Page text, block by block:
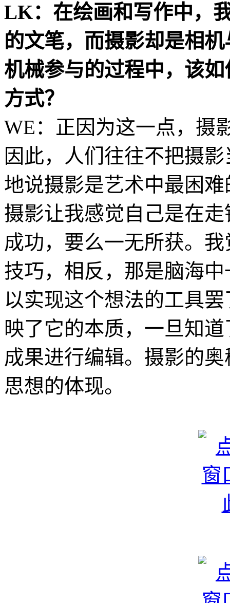
LK：在绘画和写作中，
的文笔，而摄影却是相
机械参与的过程中，该
方式？
WE：正因为这一点，摄
因此，人们往往不把摄
地说摄影是艺术中最困
摄影让我感觉自己是在
成功，要么一无所获。
技巧，相反，那是脑海
以实现这个想法的工具
映了它的本质，一旦知
成果进行编辑。摄影的
思想的体现。